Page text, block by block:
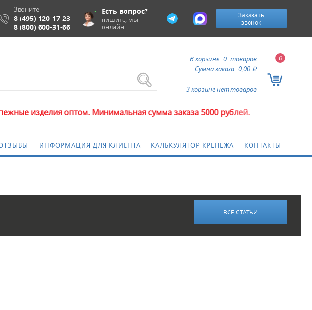
Есть вопрос?
пишите, мы
онлайн
Звоните
8 (495) 120-17-23
8 (800) 600-31-66
Заказать
звонок
0
В корзине 0 товаров
Сумма заказа 0,00 a
В корзине нет товаров
оптом. Минимальная сумма заказа 5000 рублей.
ИНФОРМАЦИЯ ДЛЯ КЛИЕНТА КАЛЬКУЛЯТОР КРЕПЕЖА КОНТАКТЫ
ВСЕ СТАТЬИ